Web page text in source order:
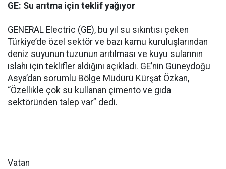
GE: Su arıtma için teklif yağıyor
GENERAL Electric (GE), bu yıl su sıkıntısı çeken
Türkiye’de özel sektör ve bazı kamu kuruluşlarından
deniz suyunun tuzunun arıtılması ve kuyu sularının
ıslahı için teklifler aldığını açıkladı. GE’nin Güneydoğu
Asya’dan sorumlu Bölge Müdürü Kürşat Özkan,
“Özellikle çok su kullanan çimento ve gıda
sektöründen talep var” dedi.
Vatan